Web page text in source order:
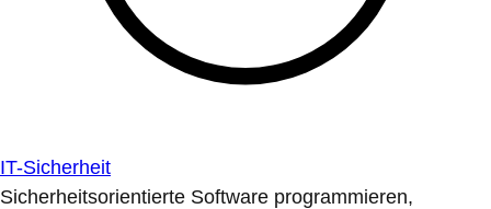
IT-Sicherheit
Sicherheitsorientierte Software programmieren,